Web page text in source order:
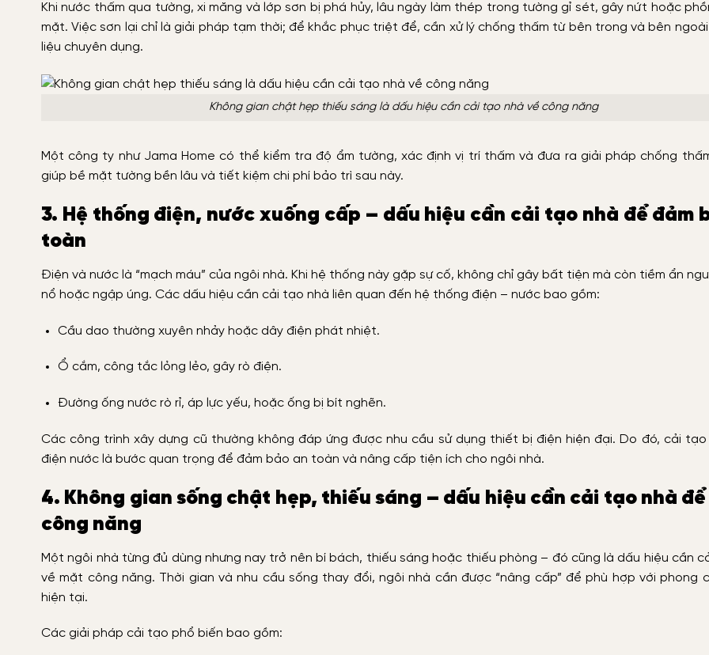
Khi nước thấm qua tường, xi măng và lớp sơn bị phá hủy, lâu ngày làm thép trong tường gỉ sét, gây nứt hoặc
mặt. Việc sơn lại chỉ là giải pháp tạm thời; để khắc phục triệt để, cần xử lý chống thấm từ bên trong và bên
liệu chuyên dụng.
Không gian chật hẹp thiếu sáng là dấu hiệu cần cải tạo nhà về công năng
Một công ty như Jama Home có thể kiểm tra độ ẩm tường, xác định vị trí thấm và đưa ra giải pháp chống
giúp bề mặt tường bền lâu và tiết kiệm chi phí bảo trì sau này.
3. Hệ thống điện, nước xuống cấp – dấu hiệu cần cải tạo nhà để đảm
toàn
Điện và nước là “mạch máu” của ngôi nhà. Khi hệ thống này gặp sự cố, không chỉ gây bất tiện mà còn tiềm ẩn
nổ hoặc ngập úng. Các dấu hiệu cần cải tạo nhà liên quan đến hệ thống điện – nước bao gồm:
Cầu dao thường xuyên nhảy hoặc dây điện phát nhiệt.
Ổ cắm, công tắc lỏng lẻo, gây rò điện.
Đường ống nước rò rỉ, áp lực yếu, hoặc ống bị bít nghẽn.
Các công trình xây dựng cũ thường không đáp ứng được nhu cầu sử dụng thiết bị điện hiện đại. Do đó, cải
điện nước là bước quan trọng để đảm bảo an toàn và nâng cấp tiện ích cho ngôi nhà.
4. Không gian sống chật hẹp, thiếu sáng – dấu hiệu cần cải tạo nhà
công năng
Một ngôi nhà từng đủ dùng nhưng nay trở nên bí bách, thiếu sáng hoặc thiếu phòng – đó cũng là dấu hiệu cần
về mặt công năng. Thời gian và nhu cầu sống thay đổi, ngôi nhà cần được “nâng cấp” để phù hợp với phong
hiện tại.
Các giải pháp cải tạo phổ biến bao gồm: